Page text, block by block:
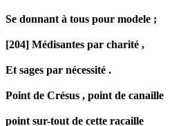
Se donnant à tous pour modele ;
[204] Médisantes par charité ,
Et sages par nécessité .
Point de Crésus , point de canaille
point sur-tout de cette racaille